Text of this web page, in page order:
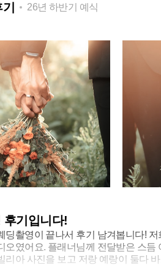
26년 하반기 예식
후기입니다!
딩촬영이 끝나서 후기 남겨봅니다!
오였어요. 플래너님께 전달받은 스
리아 사진을 보고 저랑 예랑이 둘다